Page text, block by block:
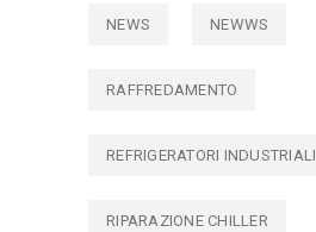
NEWS NEWWS
RAFFREDAMENTO
REFRIGERATORI INDUSTRIALI
RIPARAZIONE CHILLER